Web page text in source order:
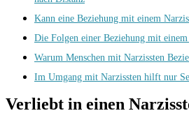
Kann eine Beziehung mit einem
Die Folgen einer Beziehung mit einem
Warum Menschen mit Narzissten
Im Umgang mit Narzissten hilft nur
Verliebt in einen